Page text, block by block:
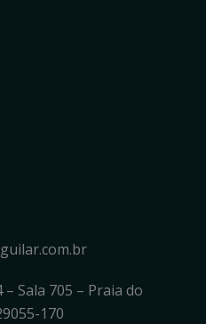
Sala 705 – Praia do
170